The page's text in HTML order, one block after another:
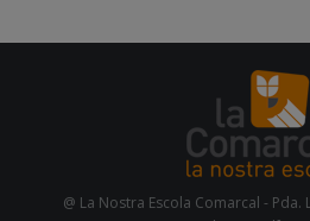
@ La Nostra Escola Comarcal - Pda.